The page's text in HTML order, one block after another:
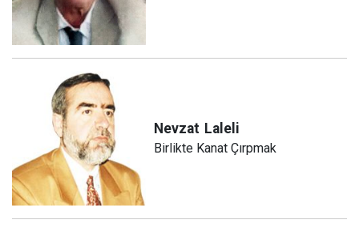
Nevzat Laleli
Birlikte Kanat Çırpmak